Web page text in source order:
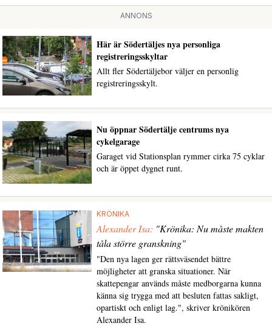
ANNONS
Här är Södertäljes nya personliga
registreringsskyltar
Allt fler Södertäljebor väljer en personlig
registreringsskylt.
Nu öppnar Södertälje centrums nya
cykelgarage
Garaget vid Stationsplan rymmer cirka 75 cyklar
och är öppet dygnet runt.
KRÖNIKA
Alexander Isa: "Krönika: Nu måste makten
tåla större granskning"
"Den nya lagen ger rättsväsendet bättre
möjligheter att granska situationer. När
skattepengar används måste medborgarna kunna
känna sig trygga med att besluten fattas sakligt,
opartiskt och enligt lag.", skriver krönikören
Alexander Isa.